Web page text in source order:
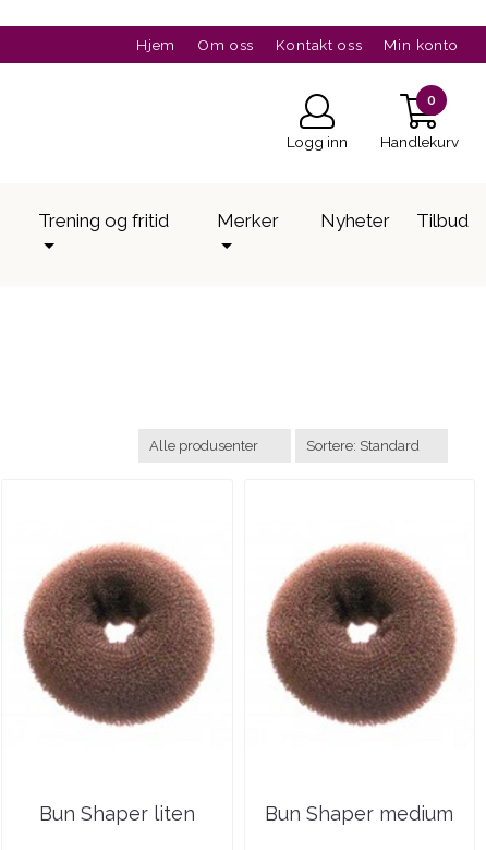
Hjem Om oss Kontakt oss Min konto
Logg inn
0
Handlekurv
Trening og fritid Merker Nyheter Tilbud
Bun Shaper liten Bun Shaper medium